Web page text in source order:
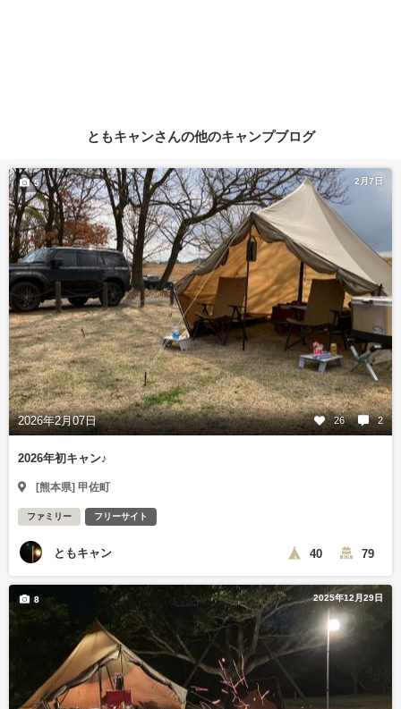
ともキャンさんの他のキャンプブログ
2月7日
2026年2月07日 26 2
5
2026年初キャン♪
[熊本県] 甲佐町
ファミリー フリーサイト
ともキャン 40 79
2025年12月29日
8